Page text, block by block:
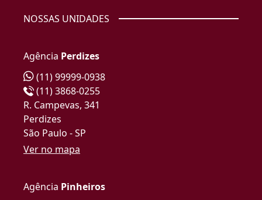
NOSSAS UNIDADES
Agência Perdizes
(11) 99999-0938
(11) 3868-0255
R. Campevas, 341
Perdizes
São Paulo - SP
Ver no mapa
Agência Pinheiros